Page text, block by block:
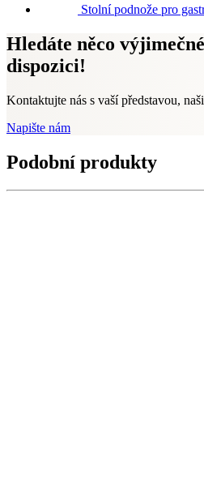
Stolní podnože pro
Hledáte něco
dispozici!
Kontaktujte nás s vaší představou,
Napište nám
Podobní produkty